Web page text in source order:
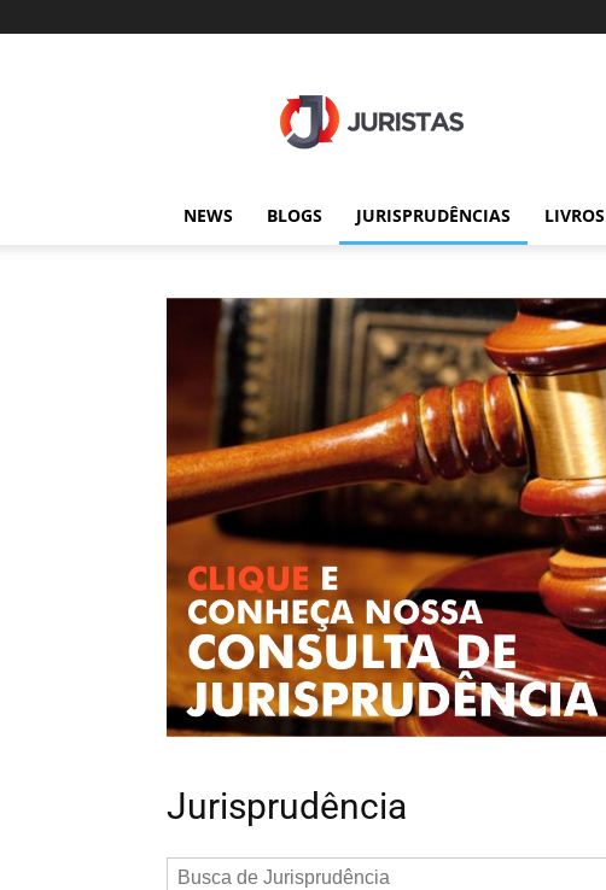
NEWS BLOGS JURISPRUDÊNCIAS LIVROS
Jurisprudência